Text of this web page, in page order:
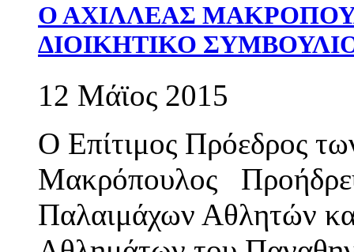
Ο ΑΧΙΛΛΕΑΣ
ΔΙΟΙΚΗΤΙΚΟ
12 Μάϊος 2015
Ο Επίτιμος Πρόεδρος
Μακρόπουλος
Παλαιμάχων Αθλητών